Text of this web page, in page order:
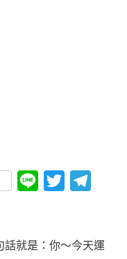
Line Twitter
話就是：你～今天運